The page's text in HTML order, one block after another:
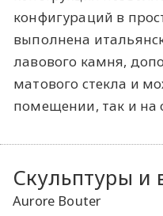
конфигураций в
выполнена
лавового камня,
матового стекла и
помещении, так и на
Скульптуры и
Aurore Bouter